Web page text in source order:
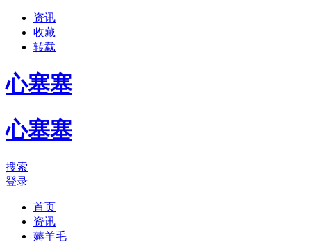
资讯
收藏
转载
心塞塞
心塞塞
搜索
登录
首页
资讯
薅羊毛